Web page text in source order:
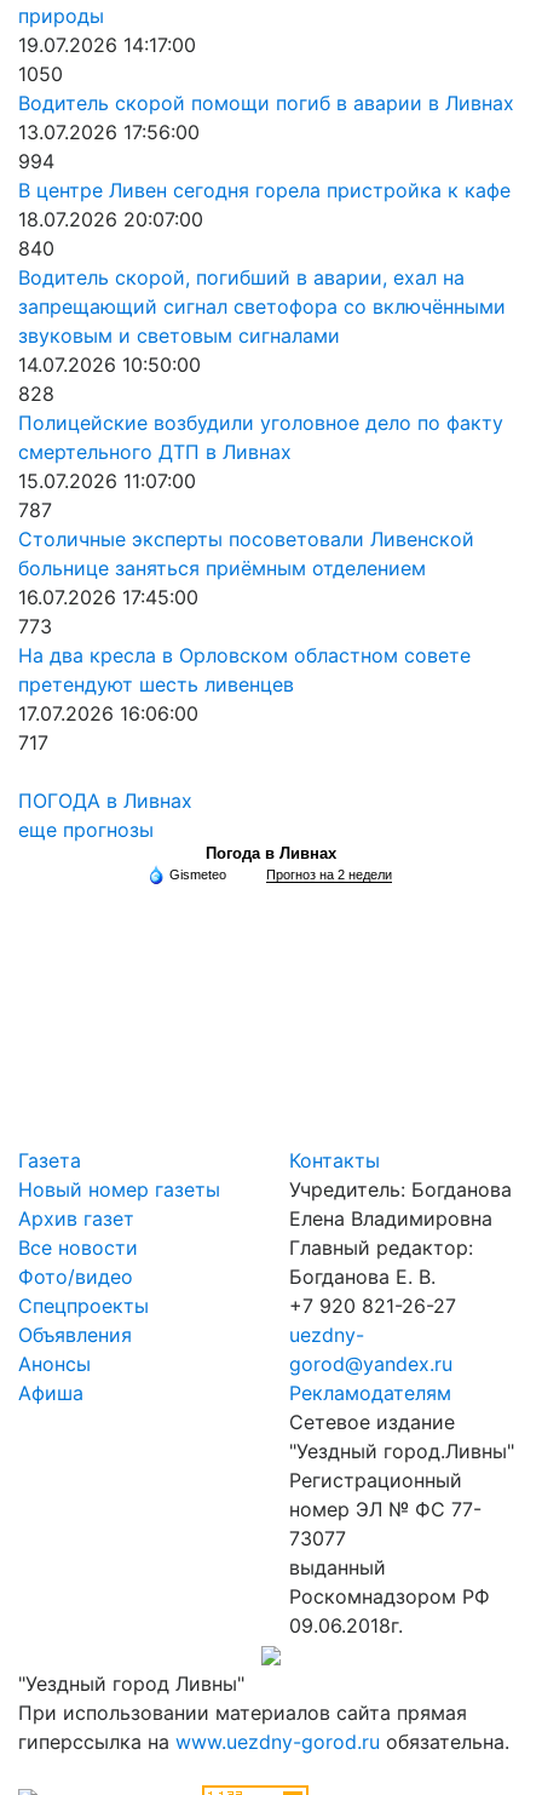
природы
19.07.2026 14:17:00
1050
Водитель скорой помощи погиб в аварии в Ливнах
13.07.2026 17:56:00
994
В центре Ливен сегодня горела пристройка к кафе
18.07.2026 20:07:00
840
Водитель скорой, погибший в аварии, ехал на
запрещающий сигнал светофора со включёнными
звуковым и световым сигналами
14.07.2026 10:50:00
828
Полицейские возбудили уголовное дело по факту
смертельного ДТП в Ливнах
15.07.2026 11:07:00
787
Столичные эксперты посоветовали Ливенской
больнице заняться приёмным отделением
16.07.2026 17:45:00
773
На два кресла в Орловском областном совете
претендуют шесть ливенцев
17.07.2026 16:06:00
717
ПОГОДА в Ливнах
еще прогнозы
Погода в Ливнах
Gismeteo Прогноз на 2 недели
Газета
Новый номер газеты
Архив газет
Все новости
Фото/видео
Спецпроекты
Объявления
Анонсы
Афиша
Контакты
Учредитель: Богданова
Елена Владимировна
Главный редактор:
Богданова Е. В.
+7 920 821-26-27
uezdny-
gorod@yandex.ru
Рекламодателям
Сетевое издание
"Уездный город.Ливны"
Регистрационный
номер ЭЛ № ФС 77-
73077
выданный
Роскомнадзором РФ
09.06.2018г.
"Уездный город Ливны"
При использовании материалов сайта прямая
гиперссылка на www.uezdny-gorod.ru обязательна.